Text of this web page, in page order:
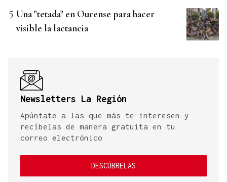
Una "tetada" en Ourense para hacer
visible la lactancia
Newsletters La Región
Apúntate a las que más te interesen y
recíbelas de manera gratuita en tu
correo electrónico
DESCÚBRELAS